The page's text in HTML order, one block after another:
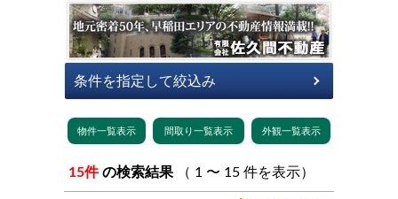
15件 の検索結果 （ 1 〜 15 件を表示）